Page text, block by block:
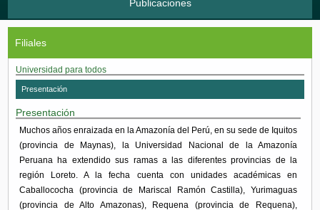
Publicaciones
Filiales
Universidad para todos
Presentación